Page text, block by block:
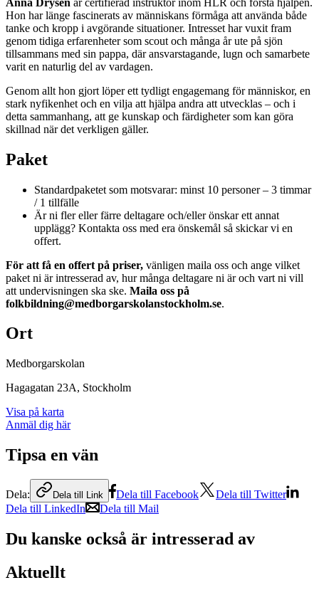
Hon har länge fascinerats av människans förmåga att använda både
tanke och kropp i avgörande situationer. Intresset har vuxit fram
genom tidiga erfarenheter som scout och många år ute på sjön
tillsammans med sin pappa, där ansvarstagande, lugn och samarbete
varit en naturlig del av vardagen.
Genom allt hon gjort löper ett tydligt engagemang för människor, en
stark nyfikenhet och en vilja att hjälpa andra att utvecklas – och i
detta sammanhang, att ge kunskap och färdigheter som kan göra
skillnad när det verkligen gäller.
Paket
Standardpaketet som motsvarar: minst 10 personer – 3 timmar
/ 1 tillfälle
Är ni fler eller färre deltagare och/eller önskar ett annat
upplägg? Kontakta oss med era önskemål så skickar vi en
offert.
För att få en offert på priser, vänligen maila oss och ange vilket
paket ni är intresserad av, hur många deltagare ni är och vart ni vill
att undervisningen ska ske. Maila oss på
folkbildning@medborgarskolanstockholm.se.
Ort
Medborgarskolan
Hagagatan 23A, Stockholm
Visa på karta
Anmäl dig här
Tipsa en vän
Dela: Dela till Link Dela till Facebook
Dela till Twitter
Dela till LinkedIn
Dela till Mail
Du kanske också är intresserad av
Aktuellt